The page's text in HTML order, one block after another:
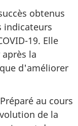
obtenus
indicateurs
19. Elle
la
d'améliorer
au cours
de la